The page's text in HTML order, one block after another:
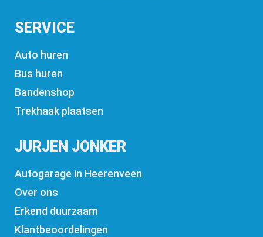
SERVICE
Auto huren
Bus huren
Bandenshop
Trekhaak plaatsen
JURJEN JONKER
Autogarage in Heerenveen
Over ons
Erkend duurzaam
Klantbeoordelingen